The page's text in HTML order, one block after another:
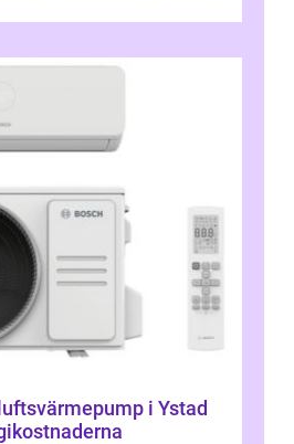
i Ystad